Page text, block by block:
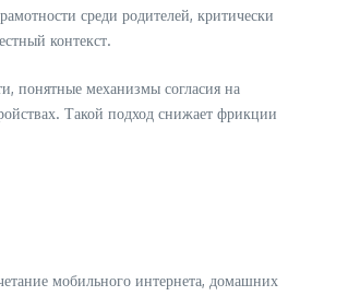
среди родителей, критически
контекст.
понятные механизмы согласия на
Такой подход снижает фрикции
мобильного интернета, домашних